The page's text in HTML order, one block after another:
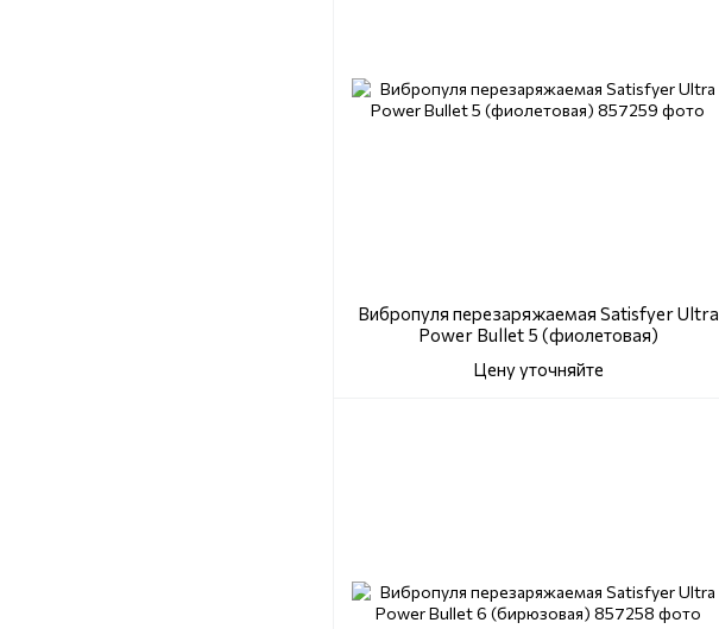
Вибропуля перезаряжаемая Satisfyer Ultra
Power Bullet 5 (фиолетовая)
Цену уточняйте